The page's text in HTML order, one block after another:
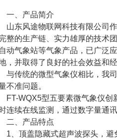
产品简介
风途物联网科技有限公司作
整的生产链、实力雄厚的技术
动气象站等气象产品，已广泛
，并取得了良好的社会效益和经
统的微型气象仪相比，我司
不准问题。
WQX5型五要素微气象仪创新
连续在线监测，通过数字量通
产品特点
顶盖隐藏式超声波探头，避